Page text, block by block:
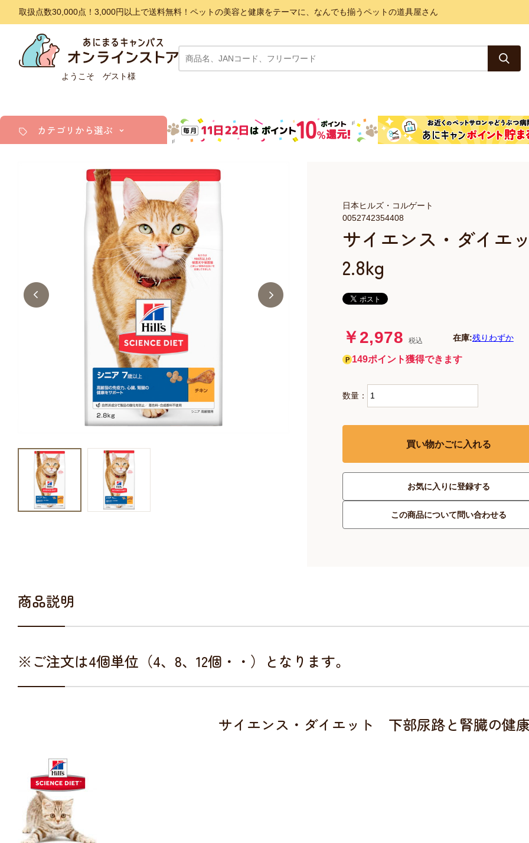
取扱点数30,000点！3,000円以上で送料無料！ペットの美容と健康をテーマに、なんでも揃うペットの道具屋さん
ようこそ ゲスト様
カテゴリから選ぶ
アクア・爬虫類・昆虫
美容・ケア用品
服・おさんぽ用品
日用品（デイリー）
サイエンス・ダイ
2.8kg
0052742354408
日本ヒルズ・コルゲート
￥2,978 税込 在庫:残りわずか
149ポイント獲得できます
数量：
買い物かごに入れる
お気に入りに登録する
この商品について問い合わせる
商品説明
※ご注文は4個単位（4、8、12個・・）となります。
サイエンス・ダイエット 下部尿路と腎臓の健